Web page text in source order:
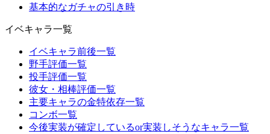
基本的なガチャの引き時
イベキャラ一覧
イベキャラ前後一覧
野手評価一覧
投手評価一覧
彼女・相棒評価一覧
主要キャラの金特依存一覧
コンボ一覧
今後実装が確定しているor実装しそうなキャラ一覧